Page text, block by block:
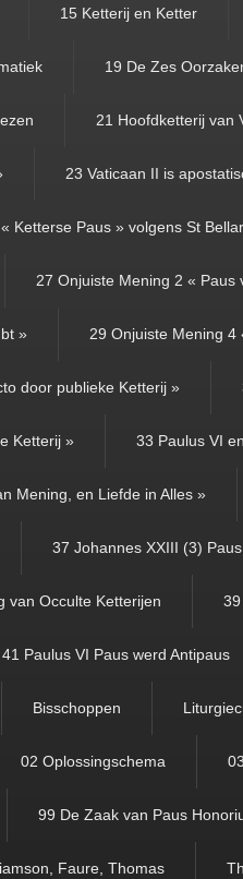
15 Ketterij en Ketter
19 De Zes
21 Hoofdketterij van
23 Vaticaan II is
Ketterse Paus » volgens St
27 Onjuiste Mening 2 « Paus
» 29 Onjuiste Mening 4
door publieke Ketterij »
Ketterij » 33 Paulus VI
Mening, en Liefde in Alles »
37 Johannes XXIII (3)
van Occulte Ketterijen
41 Paulus VI Paus werd Antipaus
Bisschoppen
02 Oplossingschema
99 De Zaak van Paus
Faure, Thomas